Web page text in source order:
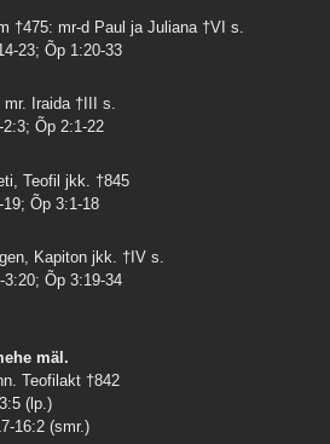
†475: mr-d Paul ja Juliana †VI s.
23; Õp 1:20-33
Iraida †III s.
Õp 2:1-22
Teofil jkk. †845
Õp 3:1-18
Kapiton jkk. †IV s.
Õp 3:19-34
mäl.
Teofilakt †842
(lp.)
16:2 (smr.)